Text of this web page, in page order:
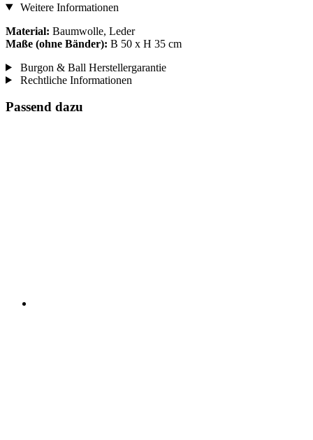
Weitere Informationen
Material: Baumwolle, Leder
Maße (ohne Bänder): B 50 x H 35 cm
Burgon & Ball Herstellergarantie
Rechtliche Informationen
Passend dazu